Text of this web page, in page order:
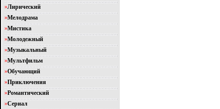
»Лирический
»Мелодрама
»Мистика
»Молодежный
»Музыкальный
»Мультфильм
»Обучающий
»Приключения
»Романтический
»Сериал